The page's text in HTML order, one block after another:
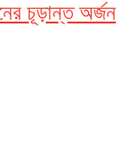
চূড়ান্ত অর্জন